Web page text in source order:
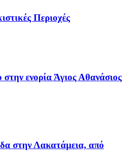
Περιοχές
στην ενορία Άγιος Αθανάσιος
στην Λακατάμεια, από